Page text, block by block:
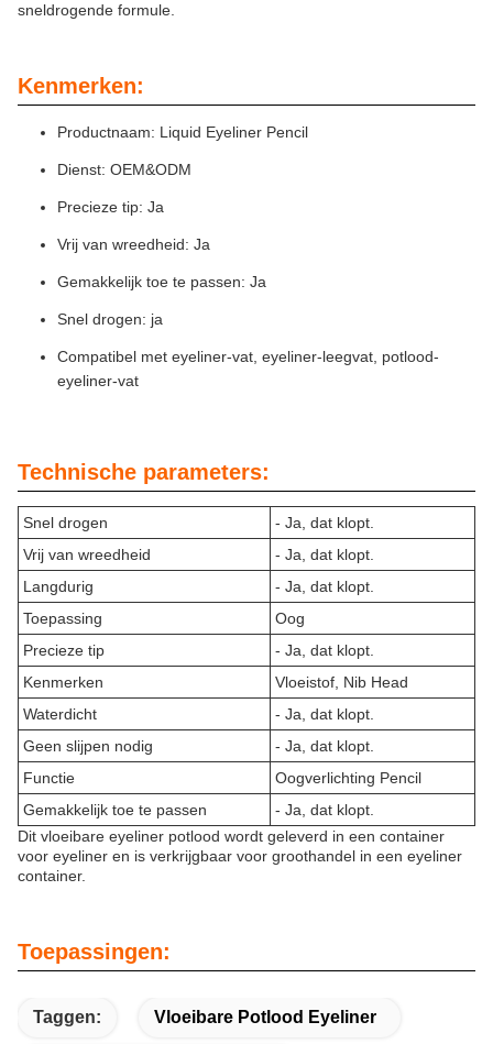
sneldrogende formule.
Kenmerken:
Productnaam: Liquid Eyeliner Pencil
Dienst: OEM&ODM
Precieze tip: Ja
Vrij van wreedheid: Ja
Gemakkelijk toe te passen: Ja
Snel drogen: ja
Compatibel met eyeliner-vat, eyeliner-leegvat, potlood-
eyeliner-vat
Technische parameters:
Snel drogen
- Ja, dat klopt.
Vrij van wreedheid
- Ja, dat klopt.
Langdurig
- Ja, dat klopt.
Toepassing
Oog
Precieze tip
- Ja, dat klopt.
Kenmerken
Vloeistof, Nib Head
Waterdicht
- Ja, dat klopt.
Geen slijpen nodig
- Ja, dat klopt.
Functie
Oogverlichting Pencil
Gemakkelijk toe te passen
- Ja, dat klopt.
Dit vloeibare eyeliner potlood wordt geleverd in een container
voor eyeliner en is verkrijgbaar voor groothandel in een eyeliner
container.
Toepassingen:
Taggen: Vloeibare Potlood Eyeliner